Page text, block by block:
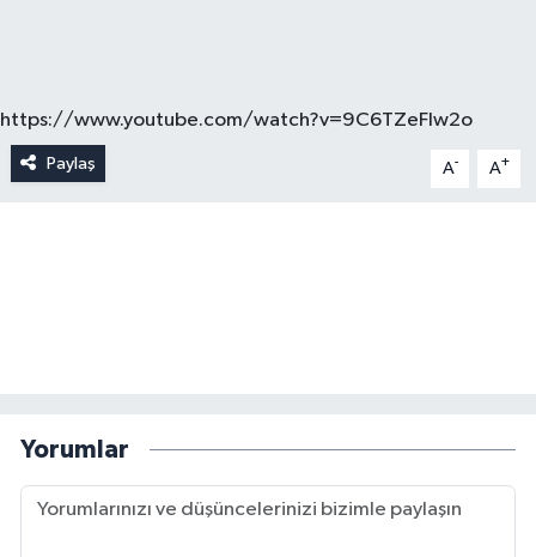
https://www.youtube.com/watch?v=9C6TZeFIw2o
Paylaş A- A+
Yorumlar